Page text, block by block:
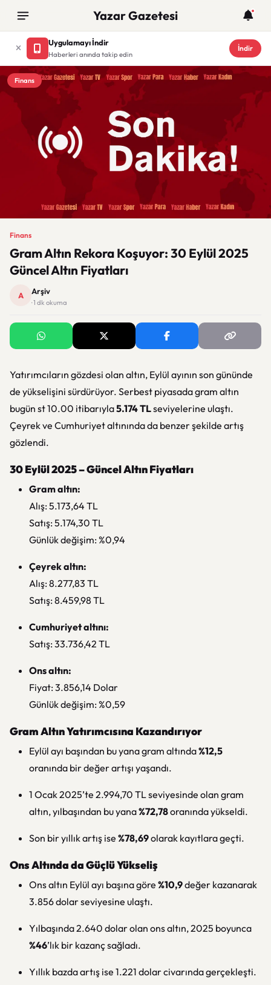
Yazar Gazetesi
Uygulamayı İndir
Haberleri anında takip edin
İndir
Finans
Finans
Gram Altın Rekora Koşuyor: 30 Eylül 2025
Güncel Altın Fiyatları
A Arşiv
· 1 dk okuma
Yatırımcıların gözdesi olan altın, Eylül ayının son gününde
de yükselişini sürdürüyor. Serbest piyasada gram altın
bugün st 10.00 itibarıyla5.174 TLseviyelerine ulaştı.
Çeyrek ve Cumhuriyet altınında da benzer şekilde artış
gözlendi.
30 Eylül 2025 – Güncel Altın Fiyatları
Gram altın:
Alış: 5.173,64 TL
Satış: 5.174,30 TL
Günlük değişim: %0,94
Çeyrek altın:
Alış: 8.277,83 TL
Satış: 8.459,98 TL
Cumhuriyet altını:
Satış: 33.736,42 TL
Ons altın:
Fiyat: 3.856,14 Dolar
Günlük değişim: %0,59
Gram Altın Yatırımcısına Kazandırıyor
Eylül ayı başından bu yana gram altında%12,5
oranında bir değer artışı yaşandı.
1 Ocak 2025’te 2.994,70 TL seviyesinde olan gram
altın, yılbaşından bu yana%72,78oranında yükseldi.
Son bir yıllık artış ise %78,69olarak kayıtlara geçti.
Ons Altında da Güçlü Yükseliş
Ons altın Eylül ayı başına göre %10,9değer kazanarak
3.856 dolar seviyesine ulaştı.
Yılbaşında 2.640 dolar olan ons altın, 2025 boyunca
%46’lık bir kazanç sağladı.
Yıllık bazda artış ise 1.221 dolar civarında gerçekleşti.